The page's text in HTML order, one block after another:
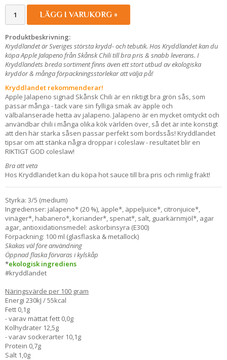
LÄGG I VARUKORG »
Produktbeskrivning:
Kryddlandet är Sveriges största krydd- och tebutik. Hos Kryddlandet kan du
köpa Apple Jalapeno från Skånsk Chilitill bra pris & snabb leverans. I
Kryddlandets breda sortiment finns även ett stort utbud av ekologiska
kryddor & många förpackningsstorlekar att välja på!
Kryddlandet rekommenderar!
Apple Jalapeno signad Skånsk Chili är en riktigt bra grön sås, som
passar många - tack vare sin fylliga smak av äpple och
välbalanserade hetta av jalapeno. Jalapeno är en mycket omtyckt och
användbar chili i många olika kök världen över, så det är inte konstigt
att den här starka såsen passar perfekt som bordssås! Kryddlandet
tipsar om att stänka några droppar i coleslaw - resultatet blir en
RIKTIGT GOD coleslaw!
Bra att veta
Hos Kryddlandet kan du köpa hot sauce till bra pris och rimlig frakt!
Styrka: 3/5 (medium)
Ingredienser: jalapeno* (20 %), äpple*, äppeljuice*, citronjuice*,
vinäger*, habanero*, koriander*, spenat*, salt, guarkärnmjöl*, agar
agar, antioxidationsmedel: askorbinsyra (E300)
Förpackning: 100 ml (glasflaska & metallock)
Skakas väl före användning
Öppnad flaska förvaras i kylskåp
*ekologisk ingrediens
#kryddlandet
Näringsvärde per 100 gram
Energi 230kJ / 55kcal
Fett 0,1g
- varav mättat fett 0,0g
Kolhydrater 12,5g
- varav sockerarter 10,1g
Protein 0,7g
Salt 1,0g